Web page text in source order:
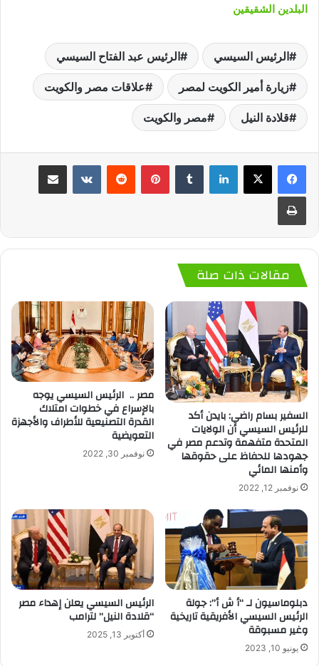
البلدين الشقيقين
الرئيس السيسي الرئيس عبد الفتاح السيسي
زيارة أمير الكويت لمصر علاقات مصر والكويت
قلادة النيل مصر والكويت
لينكدإن بينتيريست
مقالات ذات صلة
السفير بسام راضي: بايدن أكد
للرئيس السيسي أن الولايات
المتحدة متفهمة وتدعم مصر في
جهودها للحفاظ على حقوقها
وأمنها المائي
نوفمبر 12, 2022
مصر .. الرئيس السيسي يوجه
بالإسراع في خطوات امتلاك
القدرة التصنيعية للأطراف والأجهزة
التعويضية
نوفمبر 30, 2022
دبلوماسيون لـ “أ ش أ”: جولة
الرئيس السيسي الأفريقية تاريخية
وغير مسبوقة
يونيو 10, 2023
الرئيس السيسي يعلن إهداء مصر
“قلادة النيل” لترامب
أكتوبر 13, 2025